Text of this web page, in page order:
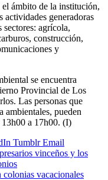
ámbito de la institución,
actividades generadoras
sectores: agrícola,
construcción,
y
se encuentra
Provincial de Los
Las personas que
ambientales, pueden
a 17h00. (I)
Tumblr Email
vinceños y los
vacacionales